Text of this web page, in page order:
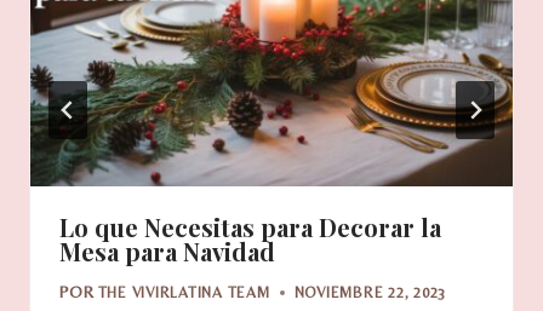
Lo que Necesitas para Decorar la
Mesa para Navidad
POR THE VIVIRLATINA TEAM NOVIEMBRE 22, 2023